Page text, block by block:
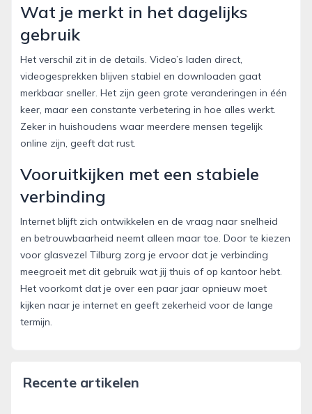
Wat je merkt in het dagelijks
gebruik
Het verschil zit in de details. Video’s laden direct,
videogesprekken blijven stabiel en downloaden gaat
merkbaar sneller. Het zijn geen grote veranderingen in één
keer, maar een constante verbetering in hoe alles werkt.
Zeker in huishoudens waar meerdere mensen tegelijk
online zijn, geeft dat rust.
Vooruitkijken met een stabiele
verbinding
Internet blijft zich ontwikkelen en de vraag naar snelheid
en betrouwbaarheid neemt alleen maar toe. Door te kiezen
voor glasvezel Tilburg zorg je ervoor dat je verbinding
meegroeit met dit gebruik wat jij thuis of op kantoor hebt.
Het voorkomt dat je over een paar jaar opnieuw moet
kijken naar je internet en geeft zekerheid voor de lange
termijn.
Recente artikelen